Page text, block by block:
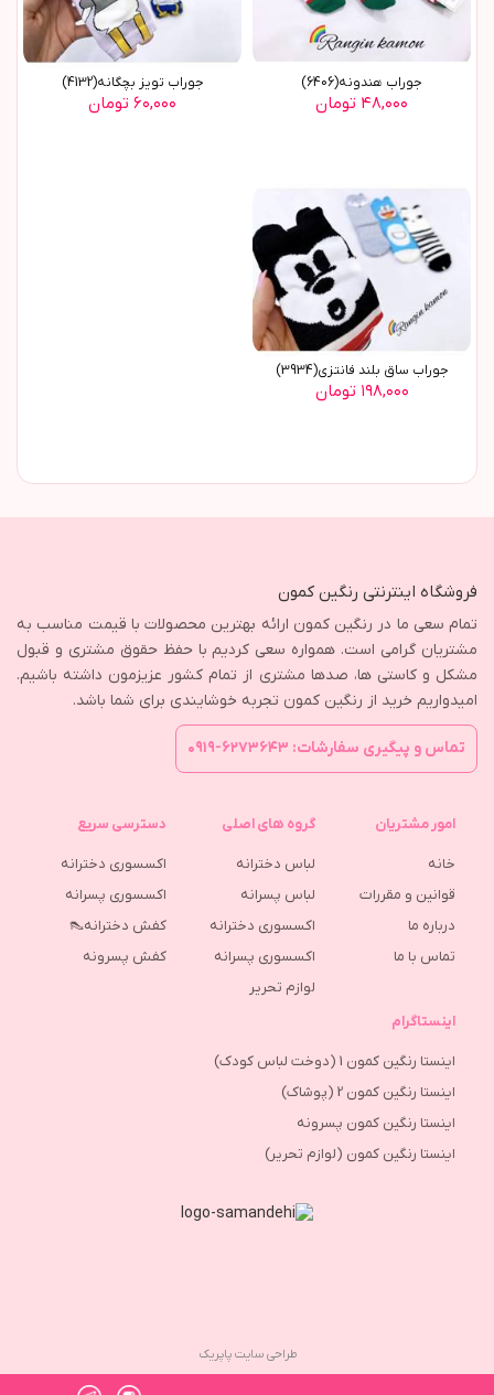
جوراب هندونه(6406)
۴۸,۰۰۰ تومان
جوراب تویز بچگانه(4132)
۶۰,۰۰۰ تومان
جوراب ساق بلند فانتزی(3934)
۱۹۸,۰۰۰ تومان
فروشگاه اینترنتی رنگین کمون
تمام سعی ما در رنگین کمون ارائه بهترین محصولات با قیمت مناسب به
مشتریان گرامی است. همواره سعی کردیم با حفظ حقوق مشتری و قبول
مشکل و کاستی ها، صدها مشتری از تمام کشور عزیزمون داشته باشیم.
امیدواریم خرید از رنگین کمون تجربه خوشایندی برای شما باشد.
تماس و پیگیری سفارشات: ۶۲۷۳۶۴۳-۰۹۱۹
امور مشتریان
خانه
قوانین و مقررات
درباره ما
تماس با ما
گروه های اصلی
لباس دخترانه
لباس پسرانه
اکسسوری دخترانه
اکسسوری پسرانه
لوازم تحریر
دسترسی سریع
اکسسوری دخترانه
اکسسوری پسرانه
کفش دخترانه👠
كفش پسرونه
اینستاگرام
اینستا رنگین کمون 1 (دوخت لباس کودک)
اینستا رنگین کمون 2 (پوشاک)
اینستا رنگین کمون پسرونه
اینستا رنگین کمون (لوازم تحریر)
طراحی سایت پاپریک